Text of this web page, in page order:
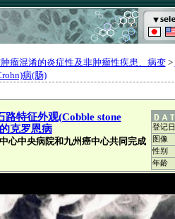
瘤混淆的炎症性及非肿瘤性疾患、病变>
病(肠)
特征外观(Cobble stone
克罗恩病
心中央病院和九州癌中心共同完成
登记日
图像
性别
年龄